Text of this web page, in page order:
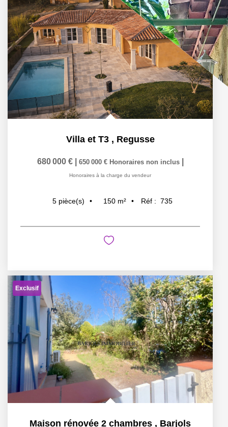
Villa et T3 , Regusse
680 000 € 650 000 € Honoraires non inclus
Honoraires à la charge du vendeur
5 pièce(s) 150 m² Réf : 735
Exclusif
Maison rénovée 2 chambres , Barjols